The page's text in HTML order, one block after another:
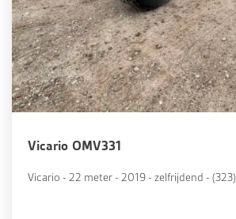
Vicario OMV331
Vicario - 22 meter - 2019 - zelfrijdend - (323)